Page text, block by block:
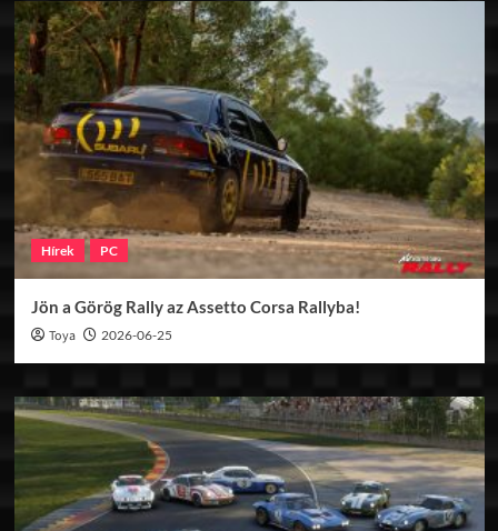
Hírek PC
Jön a Görög Rally az Assetto Corsa Rallyba!
Toya 2026-06-25